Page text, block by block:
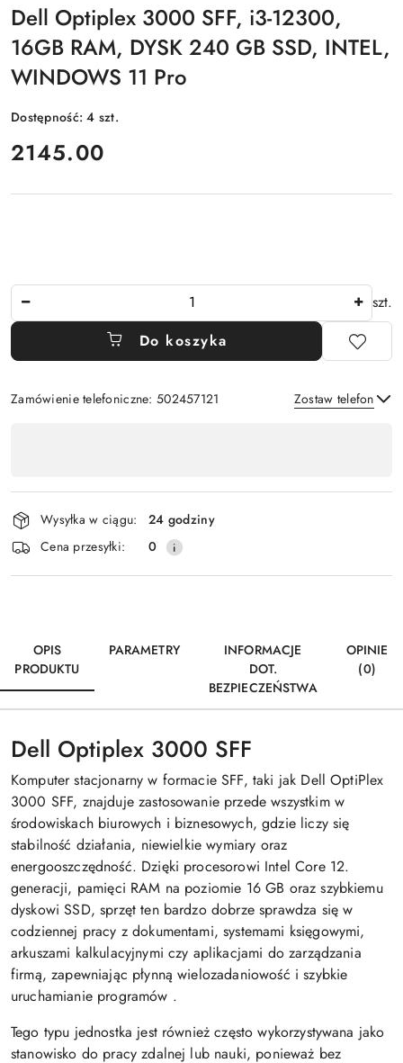
Dell Optiplex 3000 SFF, i3-12300,
16GB RAM, DYSK 240 GB SSD, INTEL,
WINDOWS 11 Pro
Dostępność:4 szt.
cena:
2145.00
szt.
Do koszyka
Zamówienie telefoniczne: 502457121 Zostaw telefon
płatność
i
dostawa
Wysyłka w ciągu:
24 godziny
Cena przesyłki:
0
OPIS
PRODUKTU
PARAMETRY
INFORMACJE
DOT.
BEZPIECZEŃSTWA
OPINIE
(0)
Dell Optiplex 3000 SFF
Komputer stacjonarny w formacie SFF, taki jak Dell OptiPlex
3000 SFF, znajduje zastosowanie przede wszystkim w
środowiskach biurowych i biznesowych, gdzie liczy się
stabilność działania, niewielkie wymiary oraz
energooszczędność. Dzięki procesorowi Intel Core 12.
generacji, pamięci RAM na poziomie 16 GB oraz szybkiemu
dyskowi SSD, sprzęt ten bardzo dobrze sprawdza się w
codziennej pracy z dokumentami, systemami księgowymi,
arkuszami kalkulacyjnymi czy aplikacjami do zarządzania
firmą, zapewniając płynną wielozadaniowość i szybkie
uruchamianie programów .
Tego typu jednostka jest również często wykorzystywana jako
stanowisko do pracy zdalnej lub nauki, ponieważ bez